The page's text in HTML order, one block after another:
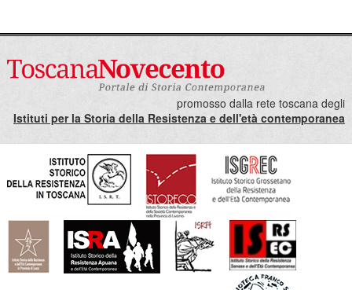
promosso dalla rete toscana degli
Istituti per la Storia della Resistenza e dell'età contemporanea